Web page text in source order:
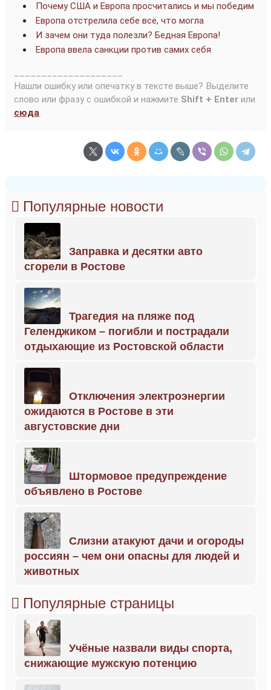
Почему США и Европа просчитались и мы победим
Европа отстрелила себе всё, что могла
И зачем они туда полезли? Бедная Европа!
Европа ввела санкции против самих себя
Нашли ошибку или опечатку в тексте выше? Выделите
слово или фразу с ошибкой и нажмите Shift + Enter или
сюда.
Популярные новости
Заправка и десятки авто
сгорели в Ростове
Трагедия на пляже под
Геленджиком – погибли и пострадали
отдыхающие из Ростовской области
Отключения электроэнергии
ожидаются в Ростове в эти
августовские дни
Штормовое предупреждение
объявлено в Ростове
Слизни атакуют дачи и огороды
россиян – чем они опасны для людей и
животных
Популярные страницы
Учёные назвали виды спорта,
снижающие мужскую потенцию